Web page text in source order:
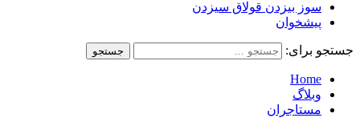
سوز بیزدن قولاق سیزدن
پیشخوان
جستجو برای:
Home
وبلاگ
مستاجران